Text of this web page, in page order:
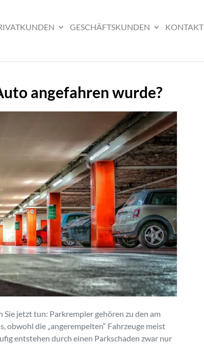
GESCHÄFTSKUNDEN KONTAKT
angefahren wurde?
jetzt tun: Parkrempler gehören zu den am
die „angerempelten“ Fahrzeuge meist
entstehen durch einen Parkschaden zwar nur